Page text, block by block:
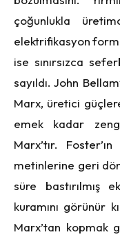
çoğunlukla
elektrifikasyon
ise sınırsızca
sayıldı. John
Marx, üretici
emek kadar
Marx’tır.
metinlerine geri
süre bastırılmış
kuramını görünür
Marx’tan kopmak